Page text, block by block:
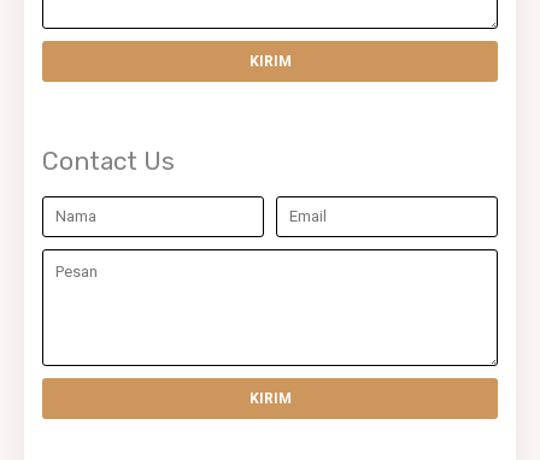
Contact Us